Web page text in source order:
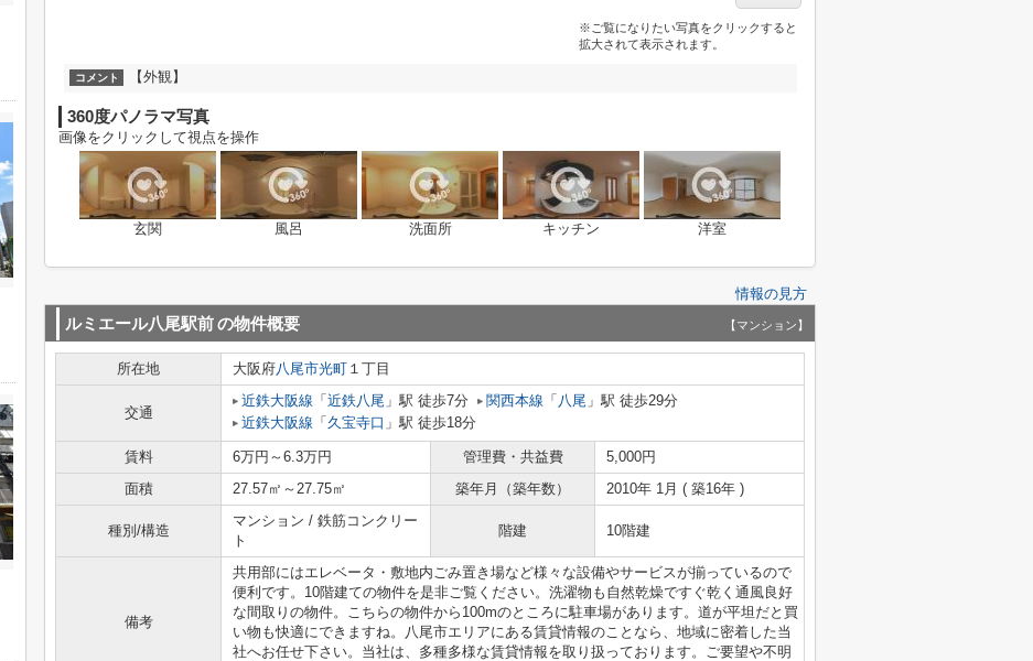
※ご覧になりたい写真をクリックすると
拡大されて表示されます。
コメント 【外観】
360度パノラマ写真
画像をクリックして視点を操作
玄関 風呂 洗面所 キッチン 洋室
情報の見方
ルミエール八尾駅前の物件概要 【マンション】
所在地 大阪府八尾市光町 １丁目
交通
近鉄大阪線 「 近鉄八尾 」駅 徒歩7分 関西本線 「 八尾 」駅 徒歩29分
近鉄大阪線 「 久宝寺口 」駅 徒歩18分
賃料 6万円～6.3万円 管理費・共益費
5,000円
面積
27.57㎡～27.75㎡ 築年月（築年数） 2010年 1月 ( 築16年 )
種別/構造
マンション / 鉄筋コンクリー
ト
階建 10階建
備考
共用部にはエレベータ・敷地内ごみ置き場など様々な設備やサービスが揃っているので
便利です。10階建ての物件を是非ご覧ください。洗濯物も自然乾燥ですぐ乾く通風良好
な間取りの物件。こちらの物件から100mのところに駐車場があります。道が平坦だと買
い物も快適にできますね。八尾市エリアにある賃貸情報のことなら、地域に密着した当
社へお任せ下さい。当社は、多種多様な賃貸情報を取り扱っております。ご要望や不明